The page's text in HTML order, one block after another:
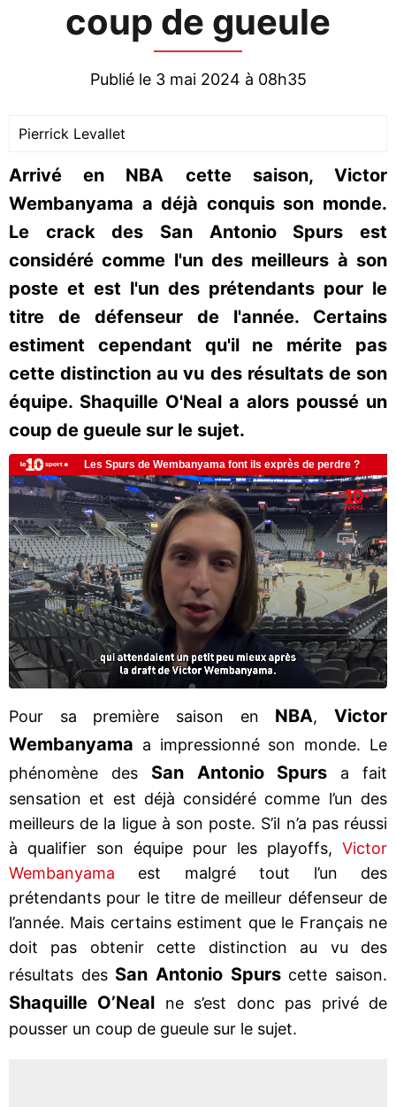
coup de gueule
Publié le 3 mai 2024 à 08h35
Pierrick Levallet
Arrivé en NBA cette saison, Victor
Wembanyama a déjà conquis son monde.
Le crack des San Antonio Spurs est
considéré comme l'un des meilleurs à son
poste et est l'un des prétendants pour le
titre de défenseur de l'année. Certains
estiment cependant qu'il ne mérite pas
cette distinction au vu des résultats de son
équipe. Shaquille O'Neal a alors poussé un
coup de gueule sur le sujet.
Pour sa première saison en NBA,Victor
Wembanyama a impressionné son monde. Le
phénomène des San Antonio Spurs a fait
sensation et est déjà considéré comme l’un des
meilleurs de la ligue à son poste. S’il n’a pas réussi
à qualifier son équipe pour les playoffs, Victor
Wembanyama est malgré tout l’un des
prétendants pour le titre de meilleur défenseur de
l’année. Mais certains estiment que le Français ne
doit pas obtenir cette distinction au vu des
résultats des San Antonio Spurscette saison.
Shaquille O’Neal ne s’est donc pas privé de
pousser un coup de gueule sur le sujet.